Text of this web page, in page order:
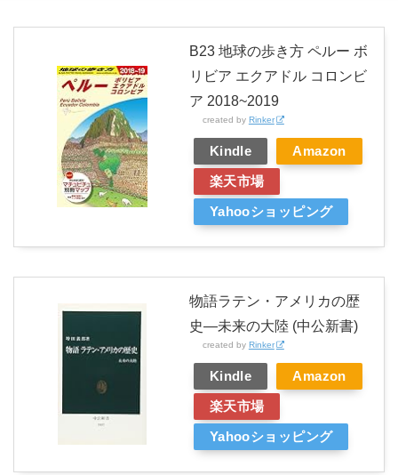
B23 地球の歩き方 ペルー ボ
リビア エクアドル コロンビ
ア 2018~2019
created by Rinker
Kindle Amazon
楽天市場
Yahooショッピング
物語ラテン・アメリカの歴
史―未来の大陸 (中公新書)
created by Rinker
Kindle Amazon
楽天市場
Yahooショッピング